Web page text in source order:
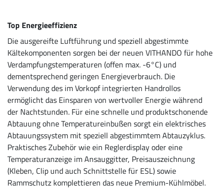
Top Energieeffizienz
Die ausgereifte Luftführung und speziell abgestimmte
Kältekomponenten sorgen bei der neuen VITHANDO für hohe
Verdampfungstemperaturen (offen max. -6°C) und
dementsprechend geringen Energieverbrauch. Die
Verwendung des im Vorkopf integrierten Handrollos
ermöglicht das Einsparen von wertvoller Energie während
der Nachtstunden. Für eine schnelle und produktschonende
Abtauung ohne Temperatureinbußen sorgt ein elektrisches
Abtauungssystem mit speziell abgestimmtem Abtauzyklus.
Praktisches Zubehör wie ein Reglerdisplay oder eine
Temperaturanzeige im Ansauggitter, Preisauszeichnung
(Kleben, Clip und auch Schnittstelle für ESL) sowie
Rammschutz komplettieren das neue Premium-Kühlmöbel.